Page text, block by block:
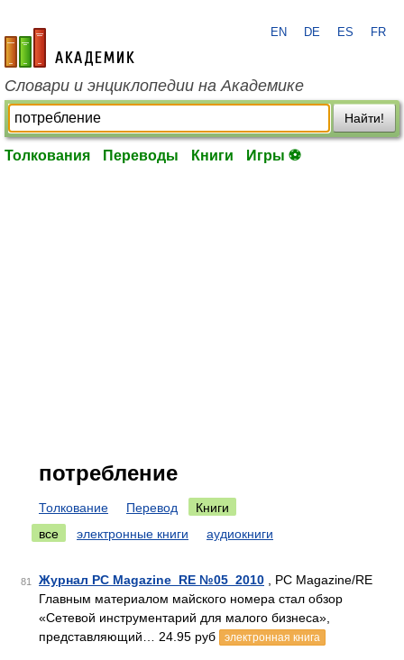
academic.ru
EN DE ES FR
Словари и энциклопедии на Академике
Найти!
Толкования Переводы Книги Игры ⚽
потребление
Толкование Перевод
Книги
все
электронные книги аудиокниги
81 Журнал PC Magazine_RE №05_2010 , PC Magazine/RE
Главным материалом майского номера стал обзор
«Сетевой инструментарий для малого бизнеса»,
представляющий… 24.95 руб
электронная книга